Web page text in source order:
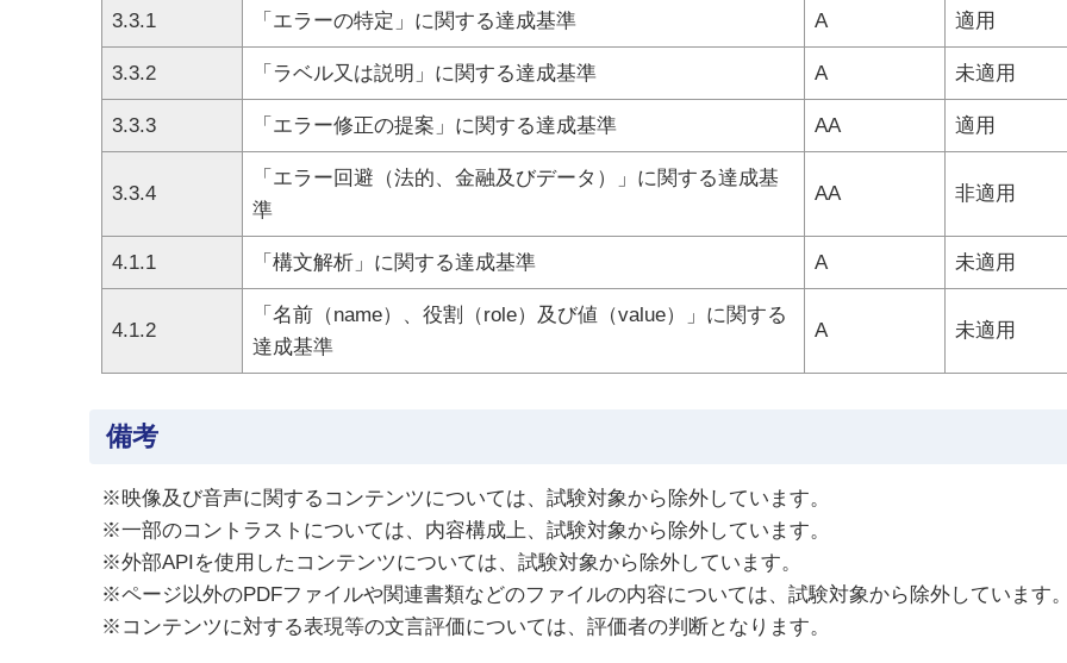
3.3.1 「エラーの特定」に関する達成基準 A 適用
3.3.2 「ラベル又は説明」に関する達成基準 A 未適用
3.3.3 「エラー修正の提案」に関する達成基準 AA 適用
3.3.4
「エラー回避（法的、金融及びデータ）」に関する達成基
準
AA 非適用
4.1.1 「構文解析」に関する達成基準 A 未適用
4.1.2
「名前（name）、役割（role）及び値（value）」に関する
達成基準
A 未適用
備考
※映像及び音声に関するコンテンツについては、試験対象から除外しています。
※一部のコントラストについては、内容構成上、試験対象から除外しています。
※外部APIを使用したコンテンツについては、試験対象から除外しています。
※ページ以外のPDFファイルや関連書類などのファイルの内容については、試験対象から除外しています。
※コンテンツに対する表現等の文言評価については、評価者の判断となります。